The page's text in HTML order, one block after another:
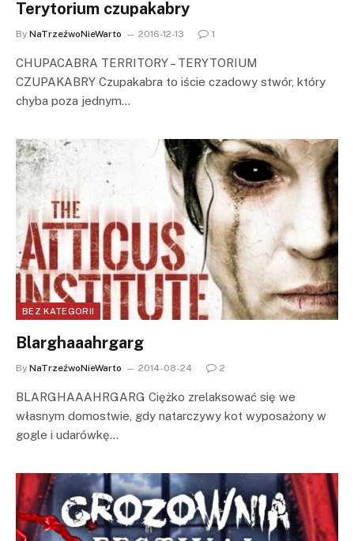
Terytorium czupakabry
By NaTrzeźwoNieWarto 2016-12-13 1
CHUPACABRA TERRITORY – TERYTORIUM
CZUPAKABRY Czupakabra to iście czadowy stwór, który
chyba poza jednym…
BEZ KATEGORII
Blarghaaahrgarg
By NaTrzeźwoNieWarto 2014-08-24 2
BLARGHAAAHRGARG Ciężko zrelaksować się we
własnym domostwie, gdy natarczywy kot wyposażony w
gogle i udarówkę…